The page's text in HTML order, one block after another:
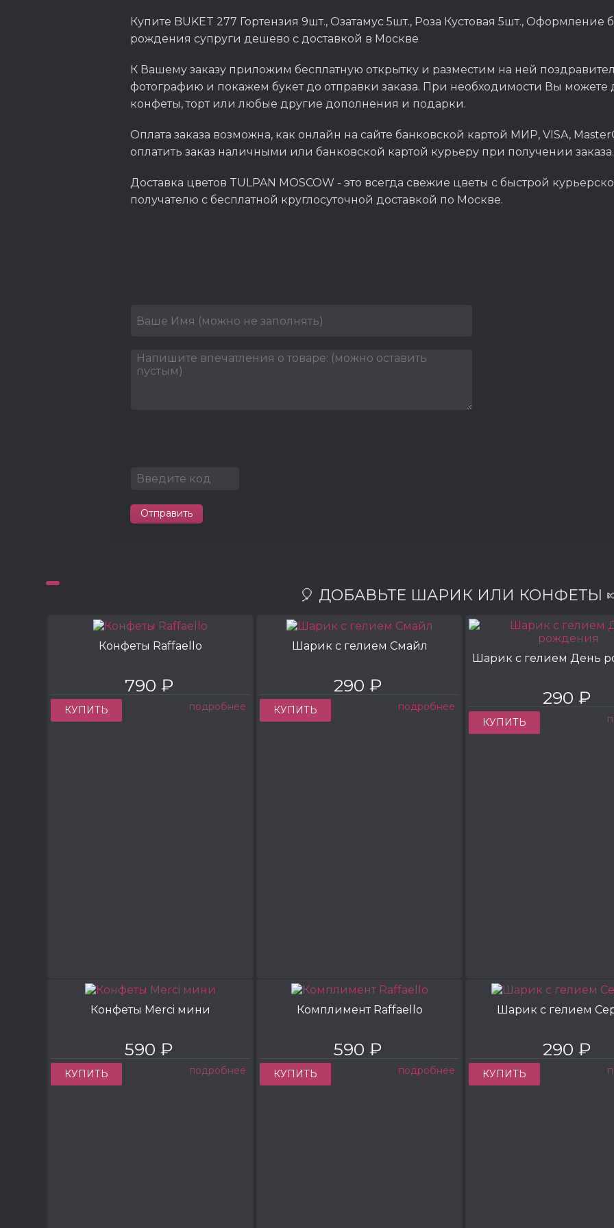
Купите BUKET 277 Гортензия 9шт., Озатамус 5шт., Роза Кустовая 5шт., Оформление
рождения супруги дешево с доставкой в Москве
К Вашему заказу приложим бесплатную открытку и разместим на ней
фотографию и покажем букет до отправки заказа. При необходимости Вы можете
конфеты, торт или любые другие дополнения и подарки.
Оплата заказа возможна, как онлайн на сайте банковской картой МИР, VISA,
оплатить заказ наличными или банковской картой курьеру при получении заказа.
Доставка цветов TULPAN MOSCOW - это всегда свежие цветы с быстрой
получателю с бесплатной круглосуточной доставкой по Москве.
Отправить
🎈 ДОБАВЬТЕ ШАРИК ИЛИ КОНФЕТЫ
Конфеты Raffaello
790 ₽
КУПИТЬ подробнее
Шарик с гелием Смайл
290 ₽
КУПИТЬ подробнее
Шарик с гелием День
290 ₽
КУПИТЬ
Конфеты Merci мини
590 ₽
КУПИТЬ подробнее
Комплимент Raffaello
590 ₽
КУПИТЬ подробнее
Шарик с гелием
290 ₽
КУПИТЬ